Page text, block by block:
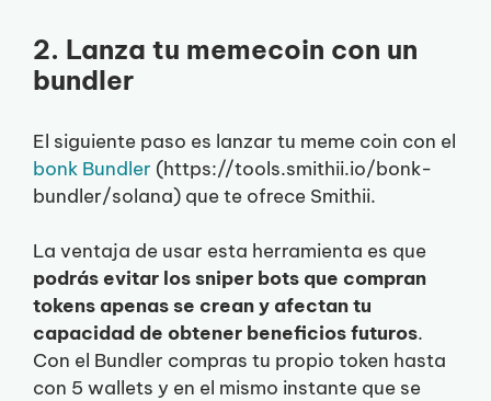
2. Lanza tu memecoin con un
bundler
El siguiente paso es lanzar tu meme coin con el
bonk Bundler (https://tools.smithii.io/bonk-
bundler/solana) que te ofrece Smithii.
La ventaja de usar esta herramienta es que
podrás evitar los sniper bots que compran
tokens apenas se crean y afectan tu
capacidad de obtener beneficios futuros.
Con el Bundler compras tu propio token hasta
con 5 wallets y en el mismo instante que se